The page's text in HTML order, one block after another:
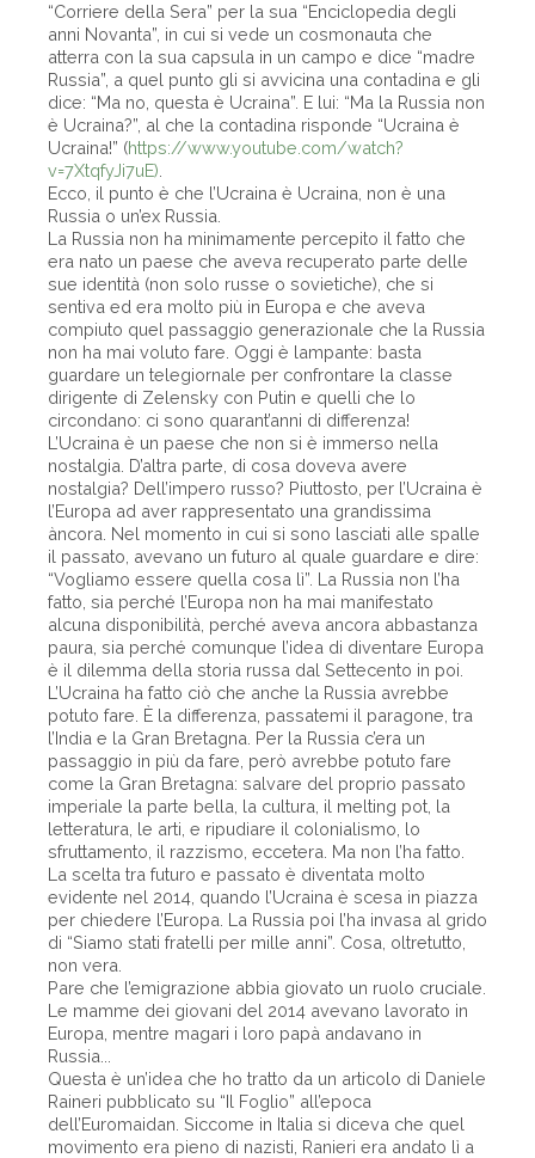
“Corriere della Sera” per la sua “Enciclopedia degli
anni Novanta”, in cui si vede un cosmonauta che
atterra con la sua capsula in un campo e dice “madre
Russia”, a quel punto gli si avvicina una contadina e gli
dice: “Ma no, questa è Ucraina”. E lui: “Ma la Russia non
è Ucraina?”, al che la contadina risponde “Ucraina è
Ucraina!” (https://www.youtube.com/watch?
v=7XtqfyJi7uE)
Ecco, il punto è che l’Ucraina è Ucraina, non è una
Russia o un’ex Russia.
La Russia non ha minimamente percepito il fatto che
era nato un paese che aveva recuperato parte delle
sue identità (non solo russe o sovietiche), che si
sentiva ed era molto più in Europa e che aveva
compiuto quel passaggio generazionale che la Russia
non ha mai voluto fare. Oggi è lampante: basta
guardare un telegiornale per confrontare la classe
dirigente di Zelensky con Putin e quelli che lo
circondano: ci sono quarant’anni di differenza!
L’Ucraina è un paese che non si è immerso nella
nostalgia. D’altra parte, di cosa doveva avere
nostalgia? Dell’impero russo? Piuttosto, per l’Ucraina è
l’Europa ad aver rappresentato una grandissima
àncora. Nel momento in cui si sono lasciati alle spalle
il passato, avevano un futuro al quale guardare e dire:
“Vogliamo essere quella cosa lì”. La Russia non l’ha
fatto, sia perché l’Europa non ha mai manifestato
alcuna disponibilità, perché aveva ancora abbastanza
paura, sia perché comunque l’idea di diventare Europa
è il dilemma della storia russa dal Settecento in poi.
L’Ucraina ha fatto ciò che anche la Russia avrebbe
potuto fare. È la differenza, passatemi il paragone, tra
l’India e la Gran Bretagna. Per la Russia c’era un
passaggio in più da fare, però avrebbe potuto fare
come la Gran Bretagna: salvare del proprio passato
imperiale la parte bella, la cultura, il melting pot, la
letteratura, le arti, e ripudiare il colonialismo, lo
sfruttamento, il razzismo, eccetera. Ma non l’ha fatto.
La scelta tra futuro e passato è diventata molto
evidente nel 2014, quando l’Ucraina è scesa in piazza
per chiedere l’Europa. La Russia poi l’ha invasa al grido
di “Siamo stati fratelli per mille anni”. Cosa, oltretutto,
non vera.
Pare che l’emigrazione abbia giovato un ruolo cruciale.
Le mamme dei giovani del 2014 avevano lavorato in
Europa, mentre magari i loro papà andavano in
Russia...
Questa è un’idea che ho tratto da un articolo di Daniele
Raineri pubblicato su “Il Foglio” all’epoca
dell’Euromaidan. Siccome in Italia si diceva che quel
movimento era pieno di nazisti, Ranieri era andato lì a